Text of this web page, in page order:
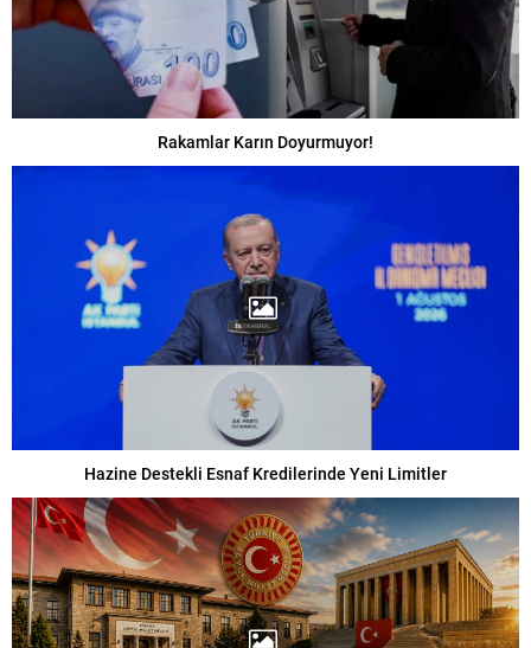
Rakamlar Karın Doyurmuyor!
Hazine Destekli Esnaf Kredilerinde Yeni Limitler